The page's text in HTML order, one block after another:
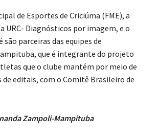
de Esportes de Criciúma (FME), a
URC- Diagnósticos por imagem, e o
são parceiras das equipes de
que é integrante do projeto
que o clube mantém por meio de
de editais, com o Comitê Brasileiro de
Zampoli-Mampituba